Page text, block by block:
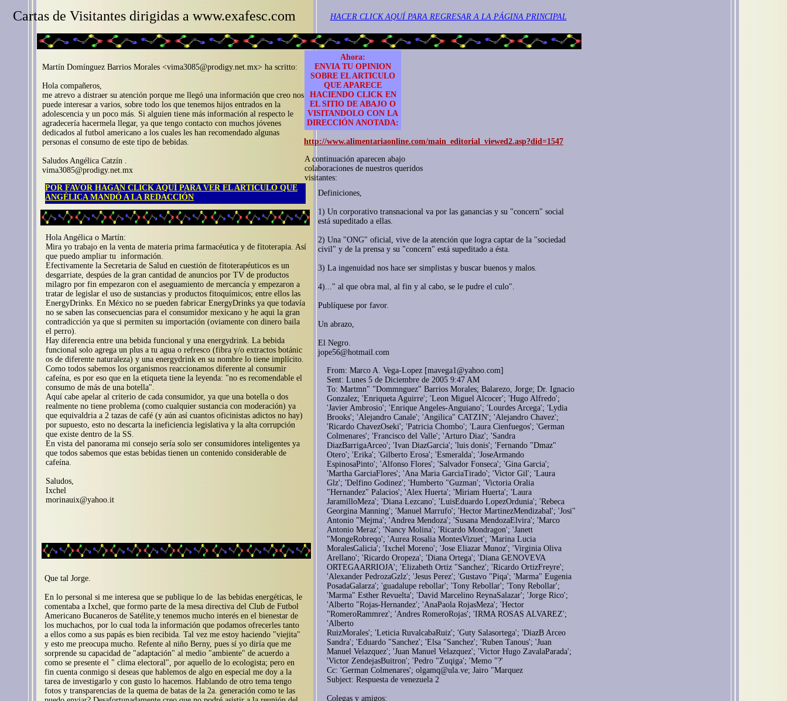
Cartas de Visitantes dirigidas a www.exafesc.com HACER CLICK AQUÍ PARA REGRESAR A LA PÁGINA PRINCIPAL
Ahora:
ENVIA TU OPINION
SOBRE EL ARTICULO
QUE APARECE
HACIENDO CLICK EN
EL SITIO DE ABAJO O
VISITANDOLO CON LA
DIRECCIÓN ANOTADA:
Martín Domínguez Barrios Morales <vima3085@prodigy.net.mx> ha scritto:
Hola compañeros,
me atrevo a distraer su atención porque me llegó una información que creo nos
puede interesar a varios, sobre todo los que tenemos hijos entrados en la
adolescencia y un poco más. Si alguien tiene más información al respecto le
agradecería hacermela llegar, ya que tengo contacto con muchos jóvenes
dedicados al futbol americano a los cuales les han recomendado algunas
personas el consumo de este tipo de bebidas.
Saludos Angélica Catzín .
vima3085@prodigy.net.mx
http://www.alimentariaonline.com/main_editorial_viewed2.asp?did=1547
A continuación aparecen abajo
colaboraciones de nuestros queridos
visitantes:
POR FAVOR HAGAN CLICK AQUÍ PARA VER EL ARTICULO QUE
ANGÉLICA MANDÓ A LA REDACCIÓN
Definiciones,
1) Un corporativo transnacional va por las ganancias y su "concern" social
está supeditado a ellas.
2) Una "ONG" oficial, vive de la atención que logra captar de la "sociedad
civil" y de la prensa y su "concern" está supeditado a ésta.
3) La ingenuidad nos hace ser simplistas y buscar buenos y malos.
4)..." al que obra mal, al fin y al cabo, se le pudre el culo".
Publíquese por favor.
Un abrazo,
El Negro.
jope56@hotmail.com
Hola Angélica o Martín:
Mira yo trabajo en la venta de materia prima farmacéutica y de fitoterapia. Así
que puedo ampliar tu información.
Efectivamente la Secretaria de Salud en cuestión de fitoterapéuticos es un
desgarriate, despúes de la gran cantidad de anuncios por TV de productos
milagro por fin empezaron con el aseguamiento de mercancía y empezaron a
tratar de legislar el uso de sustancias y productos fitoquímicos; entre ellos las
EnergyDrinks. En México no se pueden fabricar EnergyDrinks ya que todavía
no se saben las consecuencias para el consumidor mexicano y he aqui la gran
contradicción ya que si permiten su importación (oviamente con dinero baila
el perro).
Hay diferencia entre una bebida funcional y una energydrink. La bebida
funcional solo agrega un plus a tu agua o refresco (fibra y/o extractos botánic
os de diferente naturaleza) y una energydrink en su nombre lo tiene implícito.
Como todos sabemos los organismos reaccionamos diferente al consumir
cafeína, es por eso que en la etiqueta tiene la leyenda: "no es recomendable el
consumo de más de una botella".
Aquí cabe apelar al criterio de cada consumidor, ya que una botella o dos
realmente no tiene problema (como cualquier sustancia con moderación) ya
que equivaldria a 2 tazas de café (y aún así cuantos oficinistas adictos no hay)
por supuesto, esto no descarta la ineficiencia legislativa y la alta corrupción
que existe dentro de la SS.
En vista del panorama mi consejo sería solo ser consumidores inteligentes ya
que todos sabemos que estas bebidas tienen un contenido considerable de
cafeína.
Saludos,
Ixchel
morinauix@yahoo.it
From: Marco A. Vega-Lopez [mavega1@yahoo.com]
Sent: Lunes 5 de Diciembre de 2005 9:47 AM
To: Martmn" "Dommnguez" Barrios Morales; Balarezo, Jorge; Dr. Ignacio
Gonzalez; 'Enriqueta Aguirre'; 'Leon Miguel Alcocer'; 'Hugo Alfredo';
'Javier Ambrosio'; 'Enrique Angeles-Anguiano'; 'Lourdes Arcega'; 'Lydia
Brooks'; 'Alejandro Canale'; 'Angilica" CATZIN'; 'Alejandro Chavez';
'Ricardo ChavezOseki'; 'Patricia Chombo'; 'Laura Cienfuegos'; 'German
Colmenares'; 'Francisco del Valle'; 'Arturo Diaz'; 'Sandra
DiazBarrigaArceo'; 'Ivan DiazGarcia'; 'luis donis'; 'Fernando "Dmaz"
Otero'; 'Erika'; 'Gilberto Erosa'; 'Esmeralda'; 'JoseArmando
EspinosaPinto'; 'Alfonso Flores'; 'Salvador Fonseca'; 'Gina Garcia';
'Martha GarciaFlores'; 'Ana Maria GarciaTirado'; 'Victor Gil'; 'Laura
Glz'; 'Delfino Godinez'; 'Humberto "Guzman'; 'Victoria Oralia
"Hernandez" Palacios'; 'Alex Huerta'; 'Miriam Huerta'; 'Laura
JaramilloMeza'; 'Diana Lezcano'; 'LuisEduardo LopezOrdunia'; 'Rebeca
Georgina Manning'; 'Manuel Marrufo'; 'Hector MartinezMendizabal'; 'Josi"
Antonio "Mejma'; 'Andrea Mendoza'; 'Susana MendozaElvira'; 'Marco
Antonio Meraz'; 'Nancy Molina'; 'Ricardo Mondragon'; 'Janett
"MongeRobreqo'; 'Aurea Rosalia MontesVizuet'; 'Marina Lucia
MoralesGalicia'; 'Ixchel Moreno'; 'Jose Eliazar Munoz'; 'Virginia Oliva
Arellano'; 'Ricardo Oropeza'; 'Diana Ortega'; 'Diana GENOVEVA
ORTEGAARRIOJA'; 'Elizabeth Ortiz "Sanchez'; 'Ricardo OrtizFreyre';
'Alexander PedrozaGzlz'; 'Jesus Perez'; 'Gustavo "Piqa'; 'Marma" Eugenia
PosadaGalarza'; 'guadalupe rebollar'; 'Tony Rebollar'; 'Tony Rebollar';
'Marma" Esther Revuelta'; 'David Marcelino ReynaSalazar'; 'Jorge Rico';
'Alberto "Rojas-Hernandez'; 'AnaPaola RojasMeza'; 'Hector
"RomeroRammrez'; 'Andres RomeroRojas'; 'IRMA ROSAS ALVAREZ';
'Alberto
RuizMorales'; 'Leticia RuvalcabaRuiz'; 'Guty Salasortega'; 'DiazB Arceo
Sandra'; 'Eduardo "Sanchez'; 'Elsa "Sanchez'; 'Ruben Tanous'; 'Juan
Manuel Velazquez'; 'Juan Manuel Velazquez'; 'Victor Hugo ZavalaParada';
'Victor ZendejasBuitron'; 'Pedro "Zuqiga'; 'Memo "?'
Cc: 'German Colmenares'; olgamq@ula.ve; Jairo "Marquez
Subject: Respuesta de venezuela 2
Colegas y amigos:
Que tal Jorge.
En lo personal si me interesa que se publique lo de las bebidas energéticas, le
comentaba a Ixchel, que formo parte de la mesa directiva del Club de Futbol
Americano Bucaneros de Satélite,y tenemos mucho interés en el bienestar de
los muchachos, por lo cual toda la información que podamos ofrecerles tanto
a ellos como a sus papás es bien recibida. Tal vez me estoy haciendo "viejita"
y esto me preocupa mucho. Refente al niño Berny, pues sí yo diría que me
sorprende su capacidad de "adaptación" al medio "ambiente" de acuerdo a
como se presente el " clima electoral", por aquello de lo ecologista; pero en
fin cuenta conmigo si deseas que hablemos de algo en especial me doy a la
tarea de investigarlo y con gusto lo hacemos. Hablando de otro tema tengo
fotos y transparencias de la quema de batas de la 2a. generación como te las